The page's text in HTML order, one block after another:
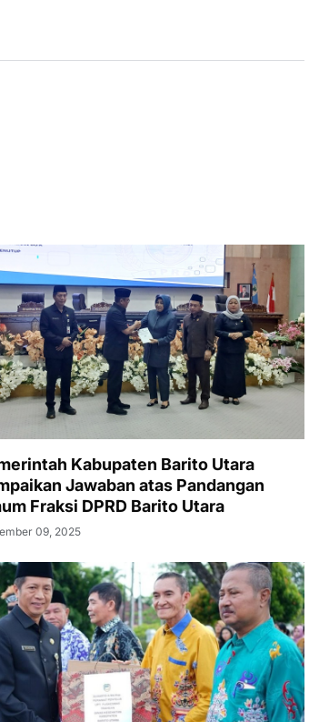
Kabupaten Barito Utara
Jawaban atas Pandangan
Fraksi DPRD Barito Utara
09, 2025